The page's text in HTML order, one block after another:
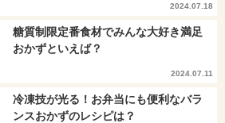
2024.07.18
糖質制限定番食材でみんな大好き満足
おかずといえば？
2024.07.11
冷凍技が光る！お弁当にも便利なバラ
ンスおかずのレシピは？